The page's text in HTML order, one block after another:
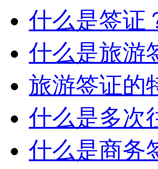
什么是签证
什么是旅游
旅游签证的
什么是多次
什么是商务